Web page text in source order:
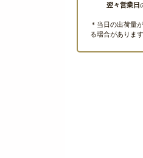
翌々営業日
＊当日の出荷量
る場合がありま